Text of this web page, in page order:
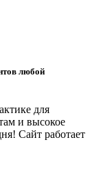
любой
для
и высокое
Сайт работает